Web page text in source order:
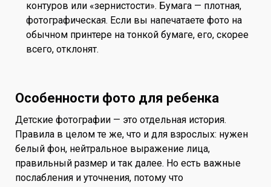
контуров или «зернистости». Бумага — плотная,
фотографическая. Если вы напечатаете фото на
обычном принтере на тонкой бумаге, его, скорее
всего, отклонят.
Особенности фото для ребенка
Детские фотографии — это отдельная история.
Правила в целом те же, что и для взрослых: нужен
белый фон, нейтральное выражение лица,
правильный размер и так далее. Но есть важные
послабления и уточнения, потому что